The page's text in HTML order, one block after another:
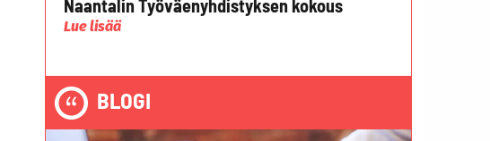
Naantalin Työväenyhdistyksen kokous
Lue lisää
BLOGI